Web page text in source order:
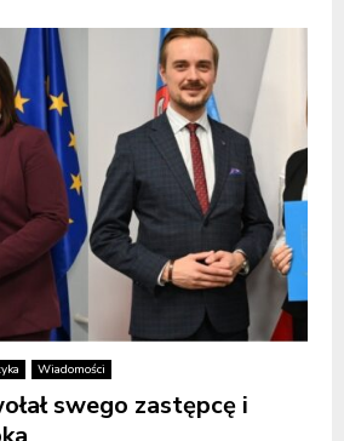
Wiadomości
swego zastępcę i